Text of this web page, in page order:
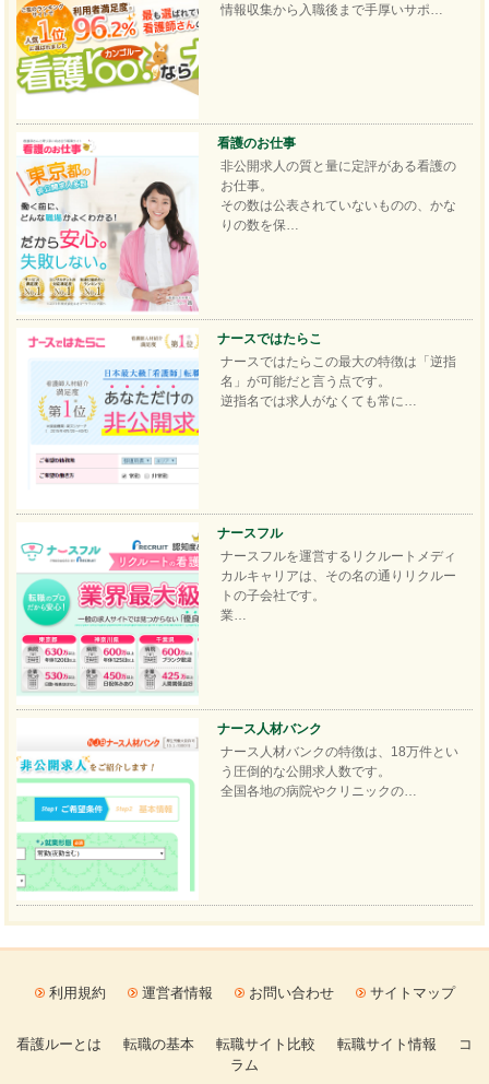
情報収集から入職後まで手厚いサポ…
看護のお仕事
非公開求人の質と量に定評がある看護の
お仕事。
その数は公表されていないものの、かな
りの数を保…
ナースではたらこ
ナースではたらこの最大の特徴は「逆指
名」が可能だと言う点です。
逆指名では求人がなくても常に…
ナースフル
ナースフルを運営するリクルートメディ
カルキャリアは、その名の通りリクルー
トの子会社です。
業…
ナース人材バンク
ナース人材バンクの特徴は、18万件とい
う圧倒的な公開求人数です。
全国各地の病院やクリニックの…
利用規約 運営者情報 お問い合わせ サイトマップ
看護ルーとは 転職の基本 転職サイト比較 転職サイト情報
コ
ラム